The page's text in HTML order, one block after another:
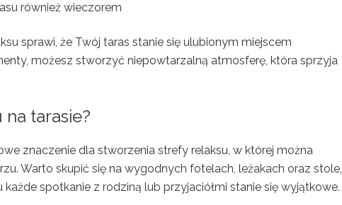
również wieczorem
sprawi, że Twój taras stanie się ulubionym miejscem
możesz stworzyć niepowtarzalną atmosferę, która sprzyja
tarasie?
znaczenie dla stworzenia strefy relaksu, w której można
Warto skupić się na wygodnych fotelach, leżakach oraz stole,
spotkanie z rodziną lub przyjaciółmi stanie się wyjątkowe.